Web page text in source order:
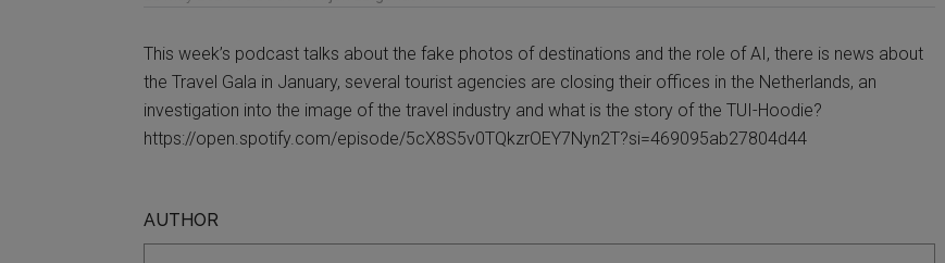
This week’s podcast talks about the fake photos of destinations and the role of AI, there is news about
the Travel Gala in January, several tourist agencies are closing their offices in the Netherlands, an
investigation into the image of the travel industry and what is the story of the TUI-Hoodie?
https://open.spotify.com/episode/5cX8S5v0TQkzrOEY7Nyn2T?si=469095ab27804d44
AUTHOR